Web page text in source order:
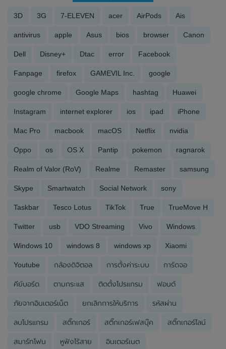
3D 3G 7-ELEVEN acer AirPods Ais
antivirus apple Asus bios browser Canon
Dell Disney+ Dtac error Facebook
Fanpage firefox GAMEVIL Inc. google
google chrome Google Maps hashtag Huawei
Instagram internet explorer ios ipad iPhone
Mac Pro macbook macOS Netflix nvidia
Oppo os OS X Pantip pokemon ragnarok
Realm of Valor (RoV) Realme Remaster samsung
Skype Smartwatch Social Network sony
Taskbar Tesco Lotus TikTok True TrueMove H
Twitter usb VDO Streaming Vivo Windows
Windows 10 windows 8 windows xp Xiaomi
Youtube กล้องดิจิตอล การตั้งค่าระบบ การ์ดจอ
คีย์บอร์ด ตามกระแส ติดตั้งโปรแกรม ฟอนต์
ภัยจากอินเตอร์เน็ต ยกเลิกการให้บริการ รหัสผ่าน
ลบโปรแกรม สติ๊กเกอร์ สติ๊กเกอร์เฟสบุ๊ค สติ๊กเกอร์ไลน์
สมาร์ทโฟน หูฟังไร้สาย อินเตอร์เนต